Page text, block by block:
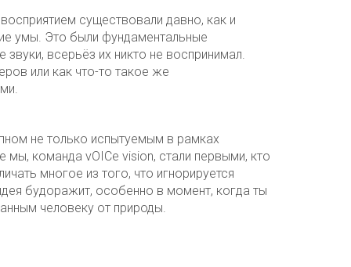
существовали давно, как и
умы. Это были фундаментальные
всерьёз их никто не воспринимал.
или как что-то такое же
не только испытуемым в рамках
команда vOICe vision, стали первыми, кто
многое из того, что игнорируется
будоражит, особенно в момент, когда ты
человеку от природы.